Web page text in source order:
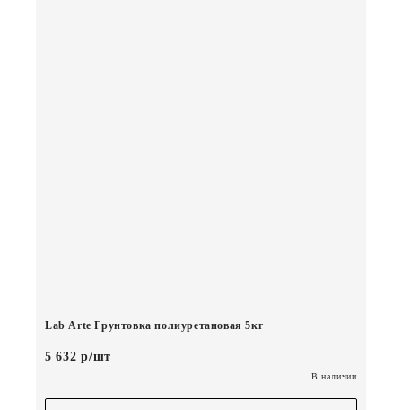
Lab Arte Грунтовка полиуретановая 5кг
5 632 р/шт
В наличии